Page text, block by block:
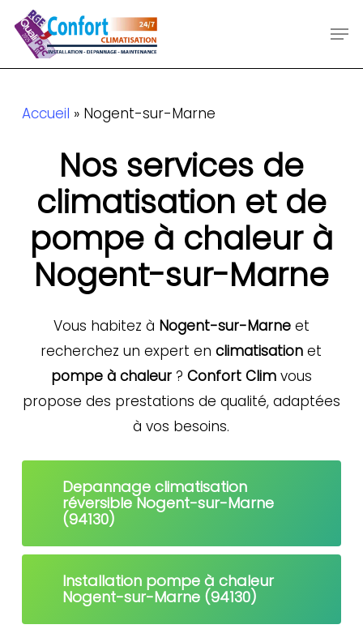
Skip
main
Accueil » Nogent-sur-Marne
Nos services de
climatisation et de
pompe à chaleur à
Nogent-sur-Marne
Vous habitez à Nogent-sur-Marneet
recherchez un expert enclimatisation et
pompe à chaleur? Confort Climvous
propose des prestations de qualité, adaptées
à vos besoins.
Depannage climatisation
réversible Nogent-sur-Marne
(94130)
Installation pompe à chaleur
Nogent-sur-Marne (94130)